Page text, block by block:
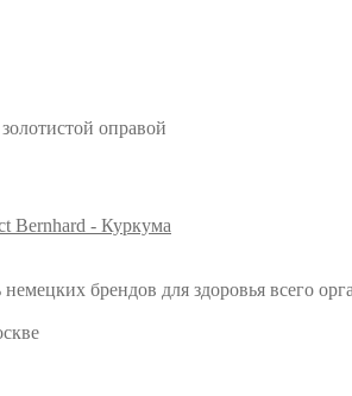
оправой
Bernhard - Куркума
брендов для здоровья всего